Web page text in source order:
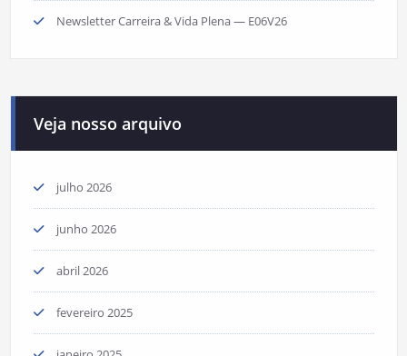
Newsletter Carreira & Vida Plena — E06V26
Veja nosso arquivo
julho 2026
junho 2026
abril 2026
fevereiro 2025